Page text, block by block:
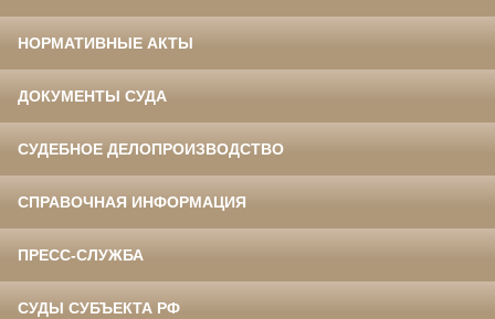
НОРМАТИВНЫЕ АКТЫ
ДОКУМЕНТЫ СУДА
СУДЕБНОЕ ДЕЛОПРОИЗВОДСТВО
СПРАВОЧНАЯ ИНФОРМАЦИЯ
ПРЕСС-СЛУЖБА
СУДЫ СУБЪЕКТА РФ